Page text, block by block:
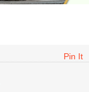
Pin It